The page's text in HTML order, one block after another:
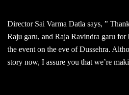
Director Sai Varma Datla says, ”
Raju garu, and Raja Ravindra garu for
the event on the eve of Dussehra.
story now, I assure you that we’re